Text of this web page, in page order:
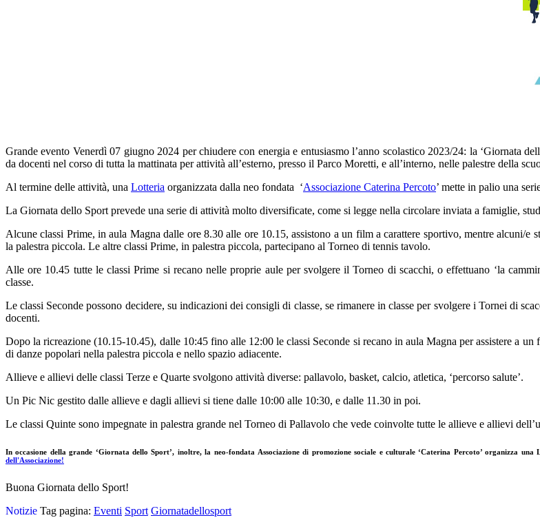
Grande evento Venerdì 07 giugno 2024 per chiudere con energia e entusiasmo l’anno scolastico 2023/24: la ‘Giornata
da docenti nel corso di tutta la mattinata per attività all’esterno, presso il Parco Moretti, e all’interno, nelle palestre della
Al termine delle attività, una Lotteria organizzata dalla neo fondata ‘Associazione Caterina Percoto’ mette in palio una
La Giornata dello Sport prevede una serie di attività molto diversificate, come si legge nella circolare inviata a famiglie,
Alcune classi Prime, in aula Magna dalle ore 8.30 alle ore 10.15, assistono a un film a carattere sportivo, mentre alcuni/e
la palestra piccola. Le altre classi Prime, in palestra piccola, partecipano al Torneo di tennis tavolo.
Alle ore 10.45 tutte le classi Prime si recano nelle proprie aule per svolgere il Torneo di scacchi, o effettuano ‘la
classe.
Le classi Seconde possono decidere, su indicazioni dei consigli di classe, se rimanere in classe per svolgere i Tornei di
docenti.
Dopo la ricreazione (10.15-10.45), dalle 10:45 fino alle 12:00 le classi Seconde si recano in aula Magna per assistere a
di danze popolari nella palestra piccola e nello spazio adiacente.
Allieve e allievi delle classi Terze e Quarte svolgono attività diverse: pallavolo, basket, calcio, atletica, ‘percorso salute’.
Un Pic Nic gestito dalle allieve e dagli allievi si tiene dalle 10:00 alle 10:30, e dalle 11.30 in poi.
Le classi Quinte sono impegnate in palestra grande nel Torneo di Pallavolo che vede coinvolte tutte le allieve e allievi
In occasione della grande ‘Giornata dello Sport’, inoltre, la neo-fondata Associazione di promozione sociale e culturale ‘Caterina Percoto’organizza una
dell'Associazione!
Buona Giornata dello Sport!
Notizie Tag pagina: Eventi Sport Giornatadellosport